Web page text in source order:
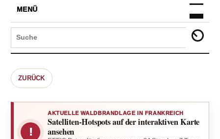
MENÜ
ZURÜCK
!
AKTUELLE WALDBRANDLAGE IN FRANKREICH
Satelliten-Hotspots auf der interaktiven Karte
ansehen